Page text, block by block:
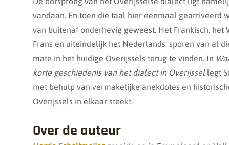
vandaan. En toen die taal hier eenmaal gearriveerd
van buitenaf onderhevig geweest. Het Frankisch, het
Frans en uiteindelijk het Nederlands: sporen van al
mate in het huidige Overijssels terug te vinden. In
korte geschiedenis van het dialect in Overijssellegt
met behulp van vermakelijke anekdotes en
Overijssels in elkaar steekt.
Over de auteur